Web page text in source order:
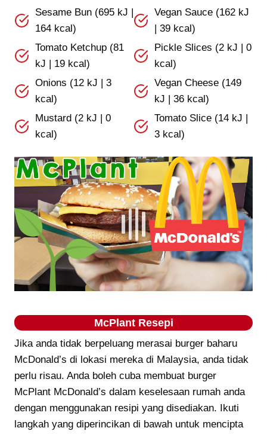
Sesame Bun (695 kJ |
164 kcal)
Vegan Sauce (162 kJ
| 39 kcal)
Tomato Ketchup (81
kJ | 19 kcal)
Pickle Slices (2 kJ | 0
kcal)
Onions (12 kJ | 3
kcal)
Vegan Cheese (149
kJ | 36 kcal)
Mustard (2 kJ | 0
kcal)
Tomato Slice (14 kJ |
3 kcal)
McPlant Resepi
Jika anda tidak berpeluang merasai burger baharu
McDonald’s di lokasi mereka di Malaysia, anda tidak
perlu risau. Anda boleh cuba membuat burger
McPlant McDonald’s dalam keselesaan rumah anda
dengan menggunakan resipi yang disediakan. Ikuti
langkah yang diperincikan di bawah untuk mencipta